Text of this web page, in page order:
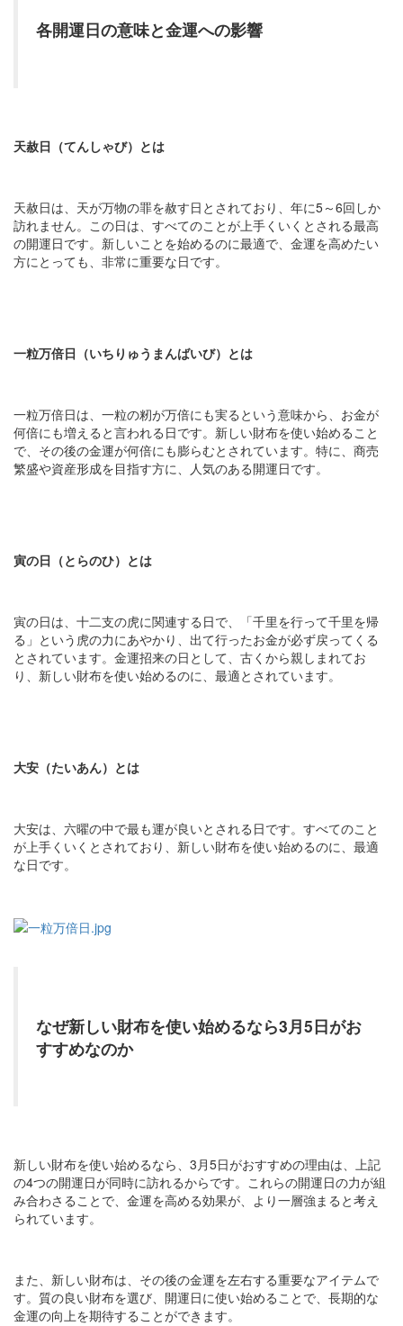
各開運日の意味と金運への影響
天赦日（てんしゃび）とは
天赦日は、天が万物の罪を赦す日とされており、年に5～6回しか
訪れません。この日は、すべてのことが上手くいくとされる最高
の開運日です。新しいことを始めるのに最適で、金運を高めたい
方にとっても、非常に重要な日です。
一粒万倍日（いちりゅうまんばいび）とは
一粒万倍日は、一粒の籾が万倍にも実るという意味から、お金が
何倍にも増えると言われる日です。新しい財布を使い始めること
で、その後の金運が何倍にも膨らむとされています。特に、商売
繁盛や資産形成を目指す方に、人気のある開運日です。
寅の日（とらのひ）とは
寅の日は、十二支の虎に関連する日で、「千里を行って千里を帰
る」という虎の力にあやかり、出て行ったお金が必ず戻ってくる
とされています。金運招来の日として、古くから親しまれてお
り、新しい財布を使い始めるのに、最適とされています。
大安（たいあん）とは
大安は、六曜の中で最も運が良いとされる日です。すべてのこと
が上手くいくとされており、新しい財布を使い始めるのに、最適
な日です。
なぜ新しい財布を使い始めるなら3月5日がお
すすめなのか
新しい財布を使い始めるなら、3月5日がおすすめの理由は、上記
の4つの開運日が同時に訪れるからです。これらの開運日の力が組
み合わさることで、金運を高める効果が、より一層強まると考え
られています。
また、新しい財布は、その後の金運を左右する重要なアイテムで
す。質の良い財布を選び、開運日に使い始めることで、長期的な
金運の向上を期待することができます。